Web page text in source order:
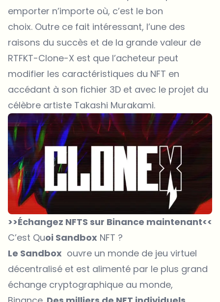
emporter n’importe où, c’est le bon
choix. Outre ce fait intéressant, l’une des
raisons du succès et de la grande valeur de
RTFKT-Clone-X est que l’acheteur peut
modifier les caractéristiques du NFT en
accédant à son fichier 3D et avec le projet du
célèbre artiste Takashi Murakami.
>>Échangez NFTS sur Binance maintenant<<
C’est Quoi Sandbox NFT ?
Le Sandbox ouvre un monde de jeu virtuel
décentralisé et est alimenté par le plus grand
échange cryptographique au monde,